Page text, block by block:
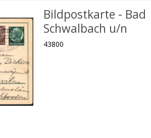
Bildpostkarte - Bad
Schwalbach u/n
43800